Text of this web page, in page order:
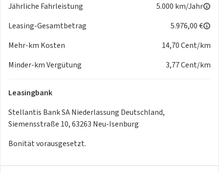
Mode2-Ladekabel 3,00 €
Jährliche Fahrleistung
5.000 km/Jahr
Leasing-Gesamtbetrag
5.976,00 €
Mehr-km Kosten
14,70 Cent/km
Minder-km Vergütung
3,77 Cent/km
Leasingbank
Stellantis Bank SA Niederlassung Deutschland,
Siemensstraße 10, 63263 Neu-Isenburg
Bonität vorausgesetzt.